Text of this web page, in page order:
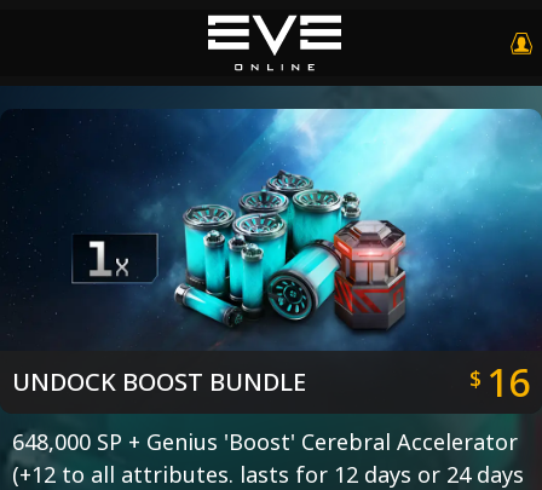
UNDOCK BOOST BUNDLE $ 16
648,000 SP + Genius 'Boost' Cerebral Accelerator
(+12 to all attributes. lasts for 12 days or 24 days